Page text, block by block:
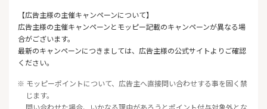
【広告主様の主催キャンペーンについて】
広告主様の主催キャンペーンとモッピー記載のキャンペーンが異なる場
合がございます。
最新のキャンペーンにつきましては、広告主様の公式サイトよりご確認
ください。
※ モッピーポイントについて、広告主へ直接問い合わせする事を固く禁
じます。
問い合わせた場合、いかなる理由があろうとポイント付与対象外とな